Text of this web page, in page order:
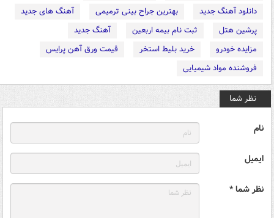
دانلود آهنگ جدید
بهترین جراح بینی ترمیمی
آهنگ های جدید
پرشین هتل
ثبت نام بیمه اربعین
آهنگ جدید
مزایده خودرو
خرید بلیط استخر
قیمت ورق آهن پرایس
فروشنده مواد شیمیایی
نظر شما
نام
ایمیل
نظر شما *